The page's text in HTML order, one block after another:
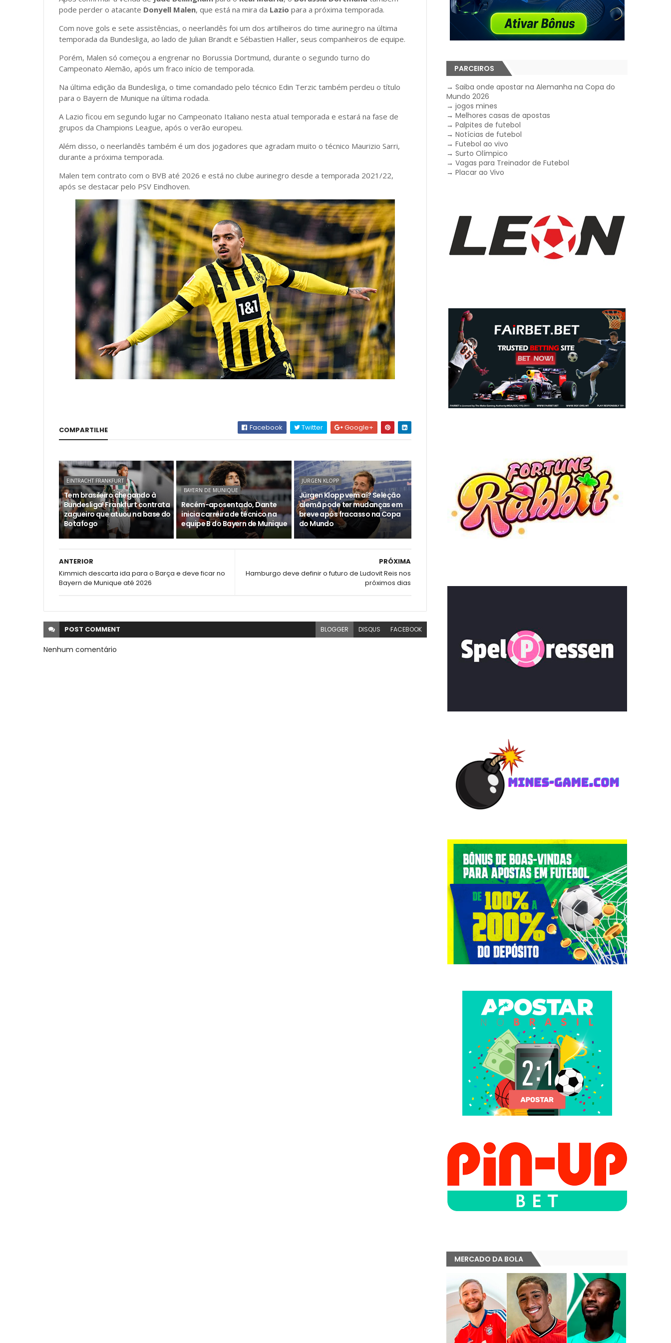
pode perder o atacante Donyell Malen, que está na mira da Lazio para a próxima temporada.
Com nove gols e sete assistências, o neerlandês foi um dos artilheiros do time aurinegro na última
temporada da Bundesliga, ao lado de Julian Brandt e Sébastien Haller, seus companheiros de equipe.
Porém, Malen só começou a engrenar no Borussia Dortmund, durante o segundo turno do
Campeonato Alemão, após um fraco início de temporada.
Na última edição da Bundesliga, o time comandado pelo técnico Edin Terzic também perdeu o título
para o Bayern de Munique na última rodada.
A Lazio ficou em segundo lugar no Campeonato Italiano nesta atual temporada e estará na fase de
grupos da Champions League, após o verão europeu.
Além disso, o neerlandês também é um dos jogadores que agradam muito o técnico Maurizio Sarri,
durante a próxima temporada.
Malen tem contrato com o BVB até 2026 e está no clube aurinegro desde a temporada 2021/22,
após se destacar pelo PSV Eindhoven.
COMPARTILHE Facebook Twitter Google+
EINTRACHT FRANKFURT
Tem brasileiro chegando à
Bundesliga! Frankfurt contrata
zagueiro que atuou na base do
Botafogo
BAYERN DE MUNIQUE
Recém-aposentado, Dante
inicia carreira de técnico na
equipe B do Bayern de Munique
JÜRGEN KLOPP
Jürgen Klopp vem aí? Seleção
alemã pode ter mudanças em
breve após fracasso na Copa
do Mundo
PRÓXIMA
Hamburgo deve definir o futuro de Ludovit Reis nos
próximos dias
ANTERIOR
Kimmich descarta ida para o Barça e deve ficar no
Bayern de Munique até 2026
POST COMMENT BLOGGER DISQUS FACEBOOK
Nenhum comentário
PARCEIROS
→Saiba onde apostar na Alemanha na Copa do
Mundo 2026
→jogos mines
→Melhores casas de apostas
→Palpites de futebol
→Notícias de futebol
→Futebol ao vivo
→Surto Olímpico
→Vagas para Treinador de Futebol
→Placar ao Vivo
MERCADO DA BOLA